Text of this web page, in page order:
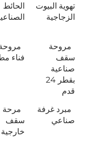
تهوية البيوت
الزجاجية
الحائط
مروحة
سقف
صناعية
بقطر 24
قدم
فناء
مبرد غرفة
صناعي
مرحة
سقف
خارجية